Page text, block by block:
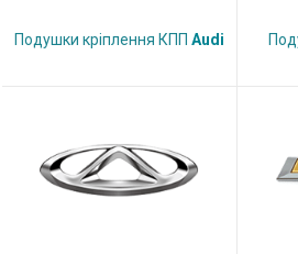
Подушки кріплення КПП Audi